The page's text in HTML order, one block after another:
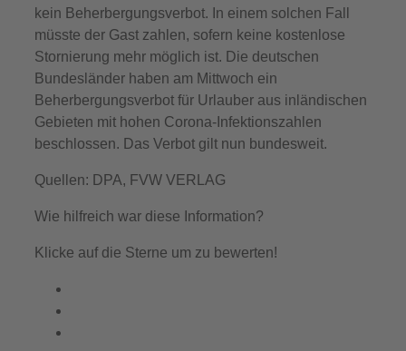
kein Beherbergungsverbot. In einem solchen Fall
müsste der Gast zahlen, sofern keine kostenlose
Stornierung mehr möglich ist. Die deutschen
Bundesländer haben am Mittwoch ein
Beherbergungsverbot für Urlauber aus inländischen
Gebieten mit hohen Corona-Infektionszahlen
beschlossen. Das Verbot gilt nun bundesweit.
Quellen: DPA, FVW VERLAG
Wie hilfreich war diese Information?
Klicke auf die Sterne um zu bewerten!